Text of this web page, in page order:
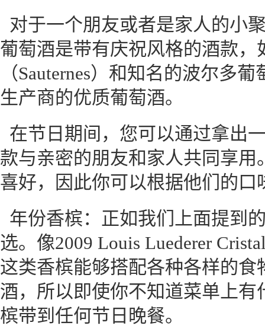
对于一个朋友或者是家人的小
葡萄酒是带有庆祝风格的酒款，
（Sauternes）和知名的波尔多
生产商的优质葡萄酒。
在节日期间，您可以通过拿出
款与亲密的朋友和家人共同享
喜好，因此你可以根据他们的口
年份香槟：正如我们上面提到
选。像2009 Louis Luederer
这类香槟能够搭配各种各样的
酒，所以即使你不知道菜单上
槟带到任何节日晚餐。